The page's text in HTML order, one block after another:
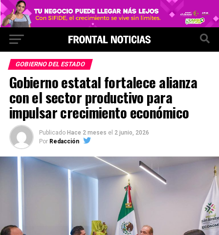
GOBIERNO DEL ESTADO
Gobierno estatal fortalece alianza
con el sector productivo para
impulsar crecimiento económico
Publicado Hace 2 meses el 2 junio, 2026
Por Redacción